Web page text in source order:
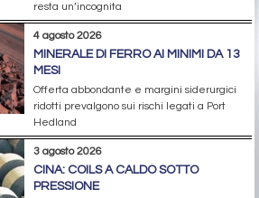
resta un’incognita
4 agosto 2026
MINERALE DI FERRO AI MINIMI DA 13
MESI
Offerta abbondante e margini siderurgici
ridotti prevalgono sui rischi legati a Port
Hedland
3 agosto 2026
CINA: COILS A CALDO SOTTO
PRESSIONE